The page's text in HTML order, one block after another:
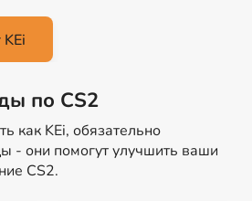
по CS2
как KEi, обязательно
- они помогут улучшить ваши
CS2.